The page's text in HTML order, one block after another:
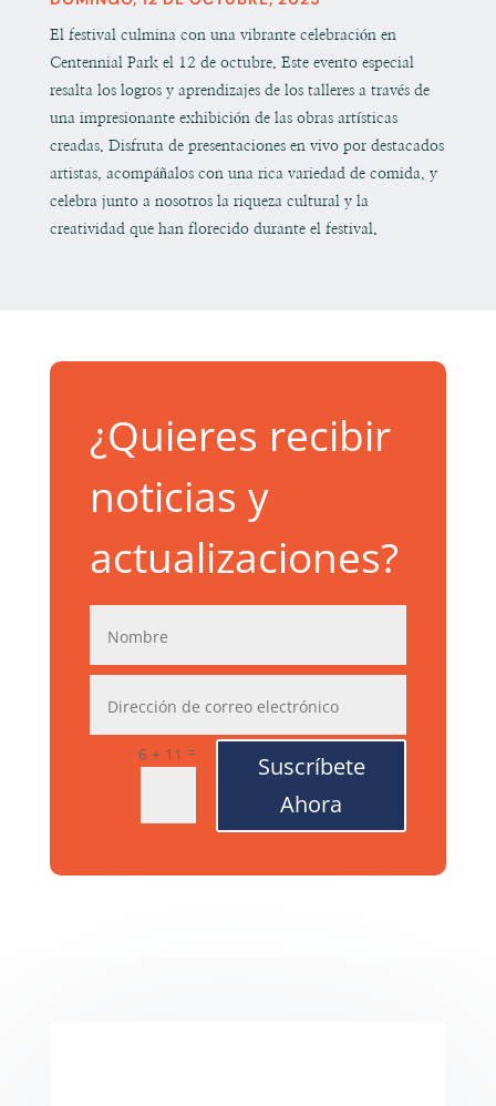
El festival culmina con una vibrante celebración en
Centennial Park el 12 de octubre. Este evento especial
resalta los logros y aprendizajes de los talleres a través de
una impresionante exhibición de las obras artísticas
creadas. Disfruta de presentaciones en vivo por destacados
artistas, acompáñalos con una rica variedad de comida, y
celebra junto a nosotros la riqueza cultural y la
creatividad que han florecido durante el festival.
¿Quieres recibir
noticias y
actualizaciones?
6 + 11 =
Suscríbete
Ahora